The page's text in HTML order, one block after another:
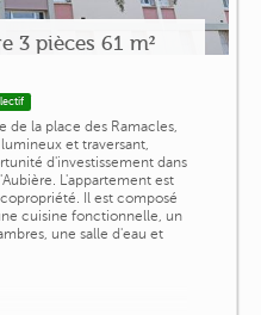
3 pièces 61 m²
de la place des Ramacles,
et traversant,
d'investissement dans
L'appartement est
Il est composé
cuisine fonctionnelle, un
une salle d'eau et